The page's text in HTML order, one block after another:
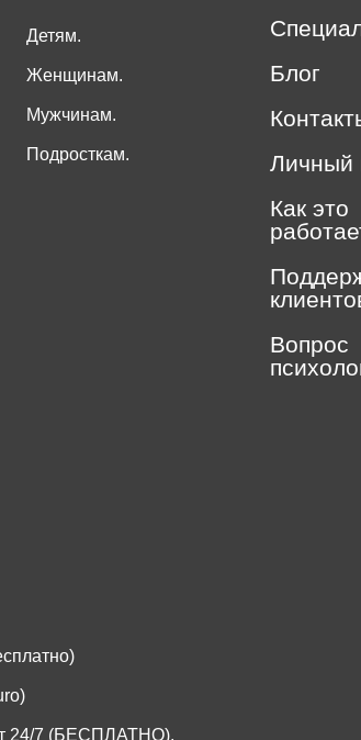
Детям.
Женщинам.
Мужчинам.
Подросткам.
24/7 (БЕСПЛАТНО).
Блог
Личный
Как это
Вопрос